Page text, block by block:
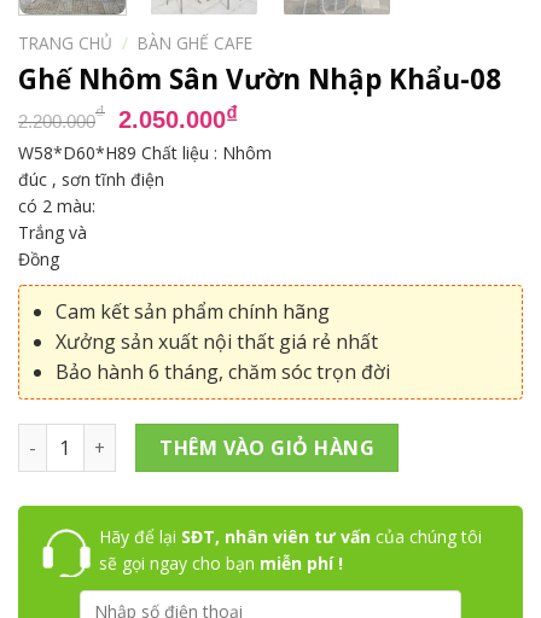
TRANG CHỦ / BÀN GHẾ CAFE
Ghế Nhôm Sân Vườn Nhập Khẩu-08
2.200.000₫ Giá
gốc
là:
2.200.000₫.
2.050.000₫Giá
hiện
W58*D60*H89 Chất liệu : Nhôm
đúc , sơn tĩnh điện
có 2 màu:
Trắng và
Đồng
Cam kết sản phẩm chính hãng
Xưởng sản xuất nội thất giá rẻ nhất
Bảo hành 6 tháng, chăm sóc trọn đời
Ghế Nhôm Sân Vườn Nhập Khẩu-08 số lượng
THÊM VÀO GIỎ HÀNG
Hãy để lại SĐT, nhân viên tư vấncủa chúng tôi
sẽ gọi ngay cho bạn miễn phí !